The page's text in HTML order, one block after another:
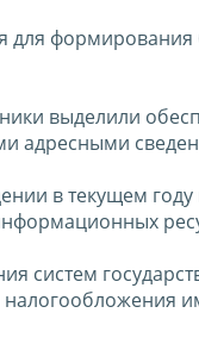
для
выделили
адресными
в текущем
систем